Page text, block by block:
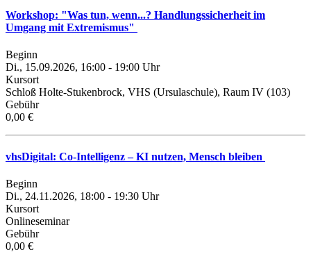
Workshop: "Was tun, wenn...? Handlungssicherheit im
Umgang mit Extremismus"
Beginn
Di., 15.09.2026, 16:00 - 19:00 Uhr
Kursort
Schloß Holte-Stukenbrock, VHS (Ursulaschule), Raum IV (103)
Gebühr
0,00 €
vhsDigital: Co-Intelligenz – KI nutzen, Mensch bleiben
Beginn
Di., 24.11.2026, 18:00 - 19:30 Uhr
Kursort
Onlineseminar
Gebühr
0,00 €